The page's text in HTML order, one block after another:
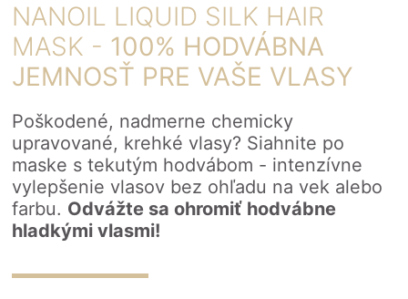
NANOIL LIQUID SILK HAIR
MASK - 100% HODVÁBNA
JEMNOSŤ PRE VAŠE VLASY
Poškodené, nadmerne chemicky
upravované, krehké vlasy? Siahnite po
maske s tekutým hodvábom - intenzívne
vylepšenie vlasov bez ohľadu na vek alebo
farbu. Odvážte sa ohromiť hodvábne
hladkými vlasmi!